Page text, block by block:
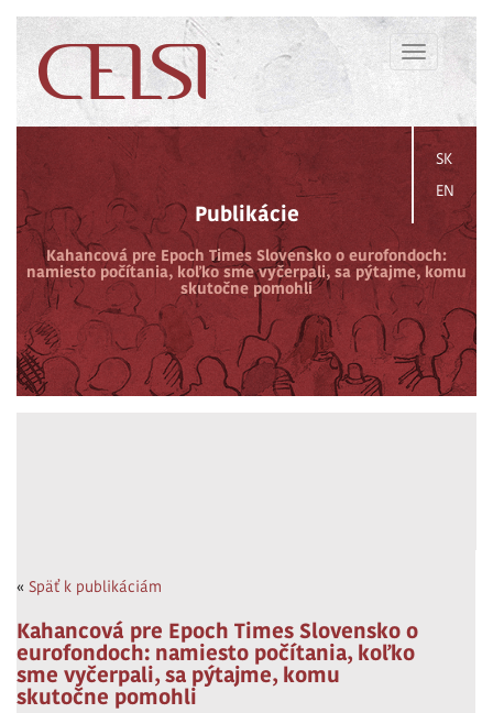
Toggle
navigation
SK
EN
Publikácie
Kahancová pre Epoch Times Slovensko o eurofondoch:
namiesto počítania, koľko sme vyčerpali, sa pýtajme, komu
skutočne pomohli
« Späť k publikáciám
Kahancová pre Epoch Times Slovensko o
eurofondoch: namiesto počítania, koľko
sme vyčerpali, sa pýtajme, komu
skutočne pomohli